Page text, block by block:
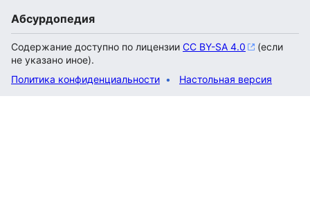
Абсурдопедия
Содержание доступно по лицензии CC BY-SA 4.0
(если
не указано иное).
Политика конфиденциальности
Настольная версия